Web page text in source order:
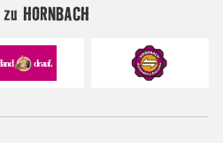
HORNBACH